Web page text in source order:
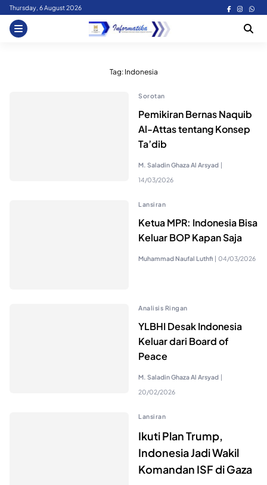
Skip
content
Thursday, 6 August 2026
Tag: Indonesia
Sorotan
Pemikiran Bernas Naquib
Al-Attas tentang Konsep
Ta’dib
M. Saladin Ghaza Al Arsyad |
14/03/2026
Lansiran
Ketua MPR: Indonesia Bisa
Keluar BOP Kapan Saja
Muhammad Naufal Luthfi | 04/03/2026
Analisis Ringan
YLBHI Desak Indonesia
Keluar dari Board of
Peace
M. Saladin Ghaza Al Arsyad |
20/02/2026
Lansiran
Ikuti Plan Trump,
Indonesia Jadi Wakil
Komandan ISF di Gaza